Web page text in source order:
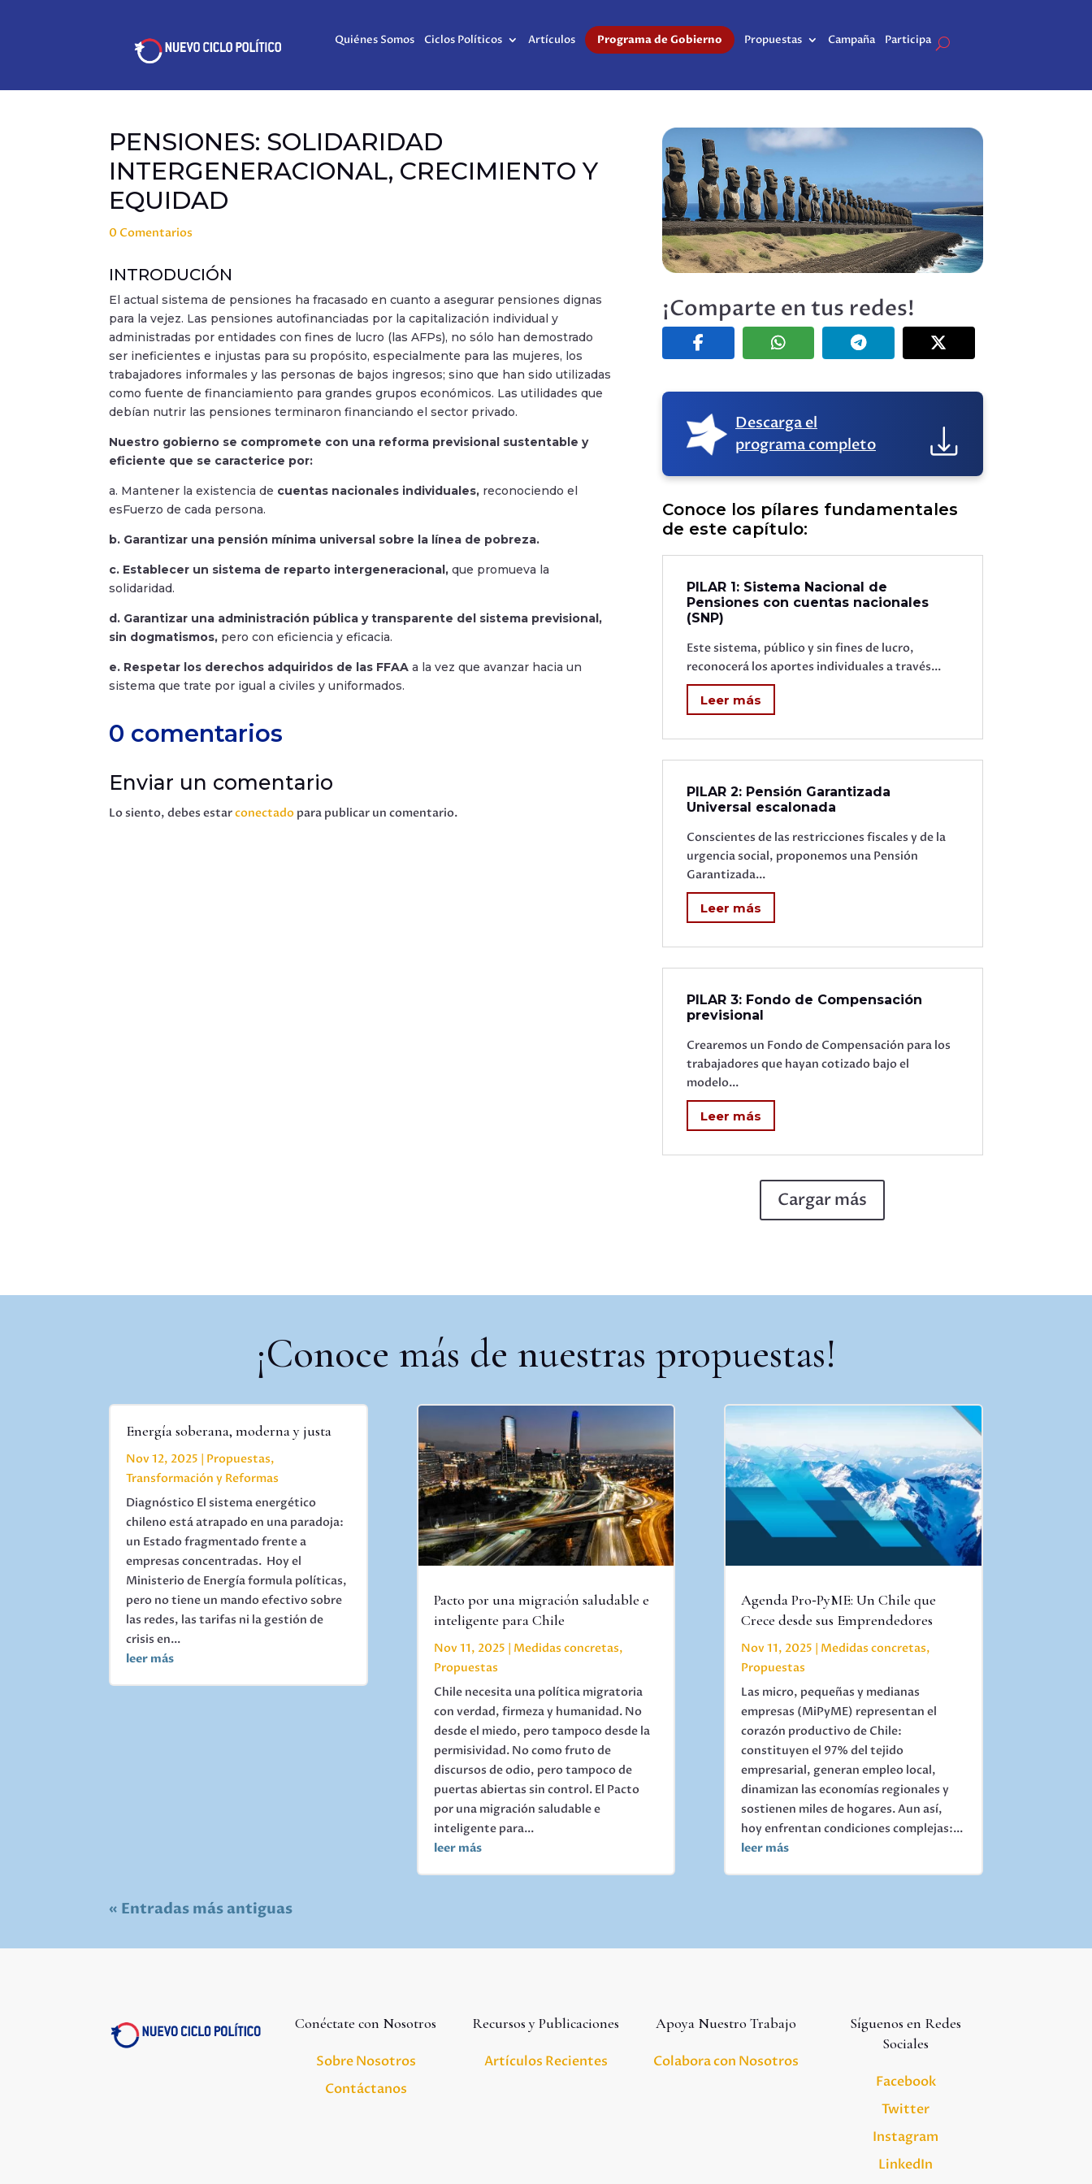
Quiénes Somos Ciclos Políticos Artículos Programa de Gobierno Propuestas Campaña Participa
PENSIONES: SOLIDARIDAD
INTERGENERACIONAL, CRECIMIENTO Y
EQUIDAD
0 Comentarios
INTRODUCIÓN
El actual sistema de pensiones ha fracasado en cuanto a asegurar pensiones dignas
para la vejez. Las pensiones autofinanciadas por la capitalización individual y
administradas por entidades con fines de lucro (las AFPs), no sólo han demostrado
ser ineficientes e injustas para su propósito, especialmente para las mujeres, los
trabajadores informales y las personas de bajos ingresos; sino que han sido utilizadas
como fuente de financiamiento para grandes grupos económicos. Las utilidades que
debían nutrir las pensiones terminaron financiando el sector privado.
Nuestro gobierno se compromete con una reforma previsional sustentable y
eficiente que se caracterice por:
a. Mantener la existencia de cuentas nacionales individuales, reconociendo el
esFuerzo de cada persona.
b. Garantizar una pensión mínima universal sobre la línea de pobreza.
c. Establecer un sistema de reparto intergeneracional, que promueva la
solidaridad.
d. Garantizar una administración pública y transparente del sistema previsional,
sin dogmatismos, pero con eficiencia y eficacia.
e. Respetar los derechos adquiridos de las FFAA a la vez que avanzar hacia un
sistema que trate por igual a civiles y uniformados.
0 comentarios
Enviar un comentario
Lo siento, debes estarconectado para publicar un comentario.
¡Comparte en tus redes!
Descarga el
programa completo
Conoce los pílares fundamentales
de este capítulo:
PILAR 1: Sistema Nacional de
Pensiones con cuentas nacionales
(SNP)
Este sistema, público y sin fines de lucro,
reconocerá los aportes individuales a través...
Leer más
PILAR 2: Pensión Garantizada
Universal escalonada
Conscientes de las restricciones fiscales y de la
urgencia social, proponemos una Pensión
Garantizada...
Leer más
PILAR 3: Fondo de Compensación
previsional
Crearemos un Fondo de Compensación para los
trabajadores que hayan cotizado bajo el
modelo...
Leer más
Cargar más
¡Conoce más de nuestras propuestas!
Energía soberana, moderna y justa
Nov 12, 2025 | Propuestas,
Transformación y Reformas
Diagnóstico El sistema energético
chileno está atrapado en una paradoja:
un Estado fragmentado frente a
empresas concentradas. Hoy el
Ministerio de Energía formula políticas,
pero no tiene un mando efectivo sobre
las redes, las tarifas ni la gestión de
crisis en...
leer más
Pacto por una migración saludable e
inteligente para Chile
Nov 11, 2025 | Medidas concretas,
Propuestas
Chile necesita una política migratoria
con verdad, firmeza y humanidad. No
desde el miedo, pero tampoco desde la
permisividad. No como fruto de
discursos de odio, pero tampoco de
puertas abiertas sin control. El Pacto
por una migración saludable e
inteligente para...
leer más
Agenda Pro‑PyME: Un Chile que
Crece desde sus Emprendedores
Nov 11, 2025 | Medidas concretas,
Propuestas
Las micro, pequeñas y medianas
empresas (MiPyME) representan el
corazón productivo de Chile:
constituyen el 97% del tejido
empresarial, generan empleo local,
dinamizan las economías regionales y
sostienen miles de hogares. Aun así,
hoy enfrentan condiciones complejas:...
leer más
« Entradas más antiguas
Conéctate con Nosotros
Sobre Nosotros
Contáctanos
Recursos y Publicaciones
Artículos Recientes
Apoya Nuestro Trabajo
Colabora con Nosotros
Síguenos en Redes
Sociales
Facebook
Twitter
Instagram
LinkedIn